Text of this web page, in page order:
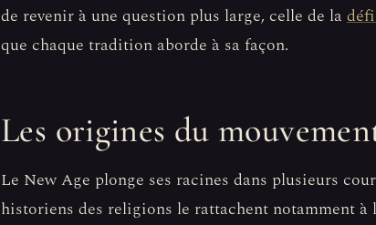
de revenir à une question plus large, celle de la
que chaque tradition aborde à sa façon.
Les origines du
Le New Age plonge ses racines dans plusieurs
historiens des religions le rattachent notamment à